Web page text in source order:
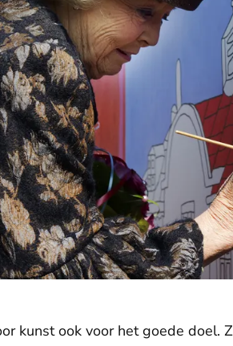
kunst ook voor het goede doel.